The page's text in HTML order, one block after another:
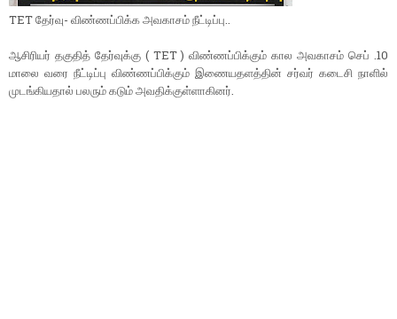
TET தேர்வு- விண்ணப்பிக்க அவகாசம் நீட்டிப்பு..
ஆசிரியர் தகுதித் தேர்வுக்கு ( TET ) விண்ணப்பிக்கும் கால அவகாசம் செப் .10
மாலை வரை நீட்டிப்பு விண்ணப்பிக்கும் இணையதளத்தின் சர்வர் கடைசி நாளில்
முடங்கியதால் பலரும் கடும் அவதிக்குள்ளாகினர்.